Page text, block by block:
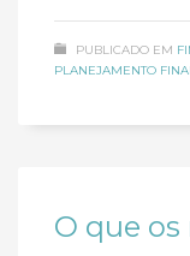
PUBLICADO EM
PLANEJAMENTO
O que